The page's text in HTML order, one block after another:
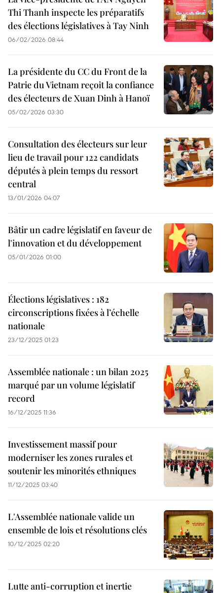
Thi Thanh inspecte les préparatifs
des élections législatives à Tay Ninh
06/02/2026 08:44
La présidente du CC du Front de la
Patrie du Vietnam reçoit la confiance
des électeurs de Xuan Dinh à Hanoï
05/02/2026 03:30
Consultation des électeurs sur leur
lieu de travail pour 122 candidats
députés à plein temps du ressort
central
13/01/2026 04:07
Bâtir un cadre législatif en faveur de
l'innovation et du développement
05/01/2026 01:00
Élections législatives : 182
circonscriptions fixées à l’échelle
nationale
23/12/2025 01:23
Assemblée nationale : un bilan 2025
marqué par un volume législatif
record
16/12/2025 11:36
Investissement massif pour
moderniser les zones rurales et
soutenir les minorités ethniques
11/12/2025 03:40
L'Assemblée nationale valide un
ensemble de lois et résolutions clés
10/12/2025 02:20
Lutte anti-corruption et inertie